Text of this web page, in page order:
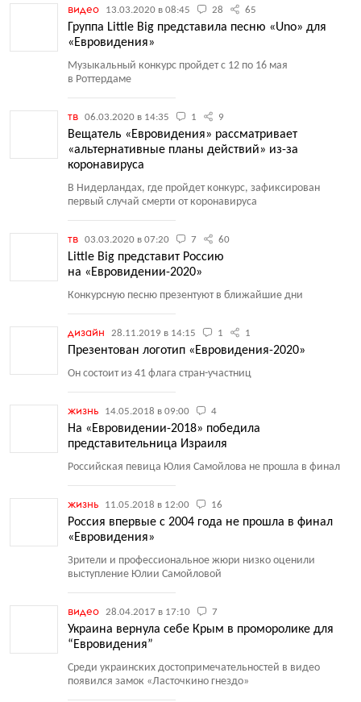
видео 13.03.2020 в 08:45 28 65
Группа Little Big представила песню «Uno» для
«Евровидения»
Музыкальный конкурс пройдет с 12 по 16 мая
в Роттердаме
тв 06.03.2020 в 14:35 1 9
Вещатель «Евровидения» рассматривает
«альтернативные планы действий» из-за
коронавируса
В Нидерландах, где пройдет конкурс, зафиксирован
первый случай смерти от коронавируса
тв 03.03.2020 в 07:20 7 60
Little Big представит Россию
на «Евровидении-2020»
Конкурсную песню презентуют в ближайшие дни
дизайн 28.11.2019 в 14:15 1 1
Презентован логотип «Евровидения-2020»
Он состоит из 41 флага стран-участниц
жизнь 14.05.2018 в 09:00 4
На «Евровидении-2018» победила
представительница Израиля
Российская певица Юлия Самойлова не прошла в финал
жизнь 11.05.2018 в 12:00 16
Россия впервые с 2004 года не прошла в финал
«Евровидения»
Зрители и профессиональное жюри низко оценили
выступление Юлии Самойловой
видео 28.04.2017 в 17:10 7
Украина вернула себе Крым в проморолике для
“Евровидения”
Среди украинских достопримечательностей в видео
появился замок «Ласточкино гнездо»